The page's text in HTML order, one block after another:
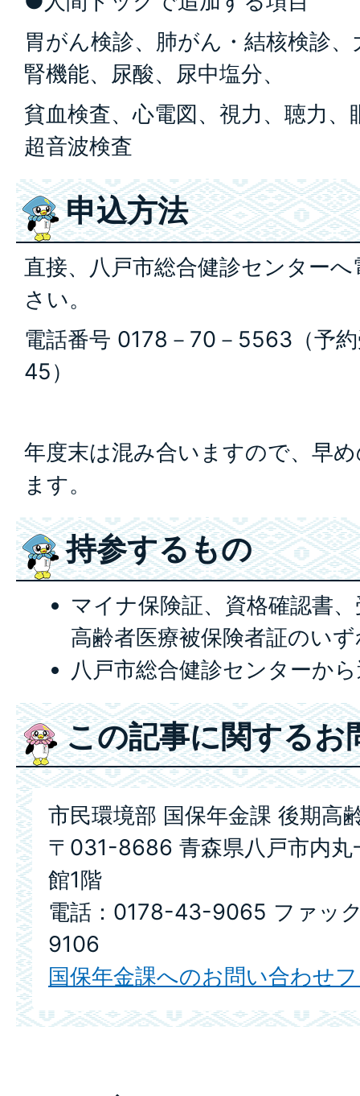
胃がん検診、肺がん・結核検診
腎機能、尿酸、尿中塩分、
貧血検査、心電図、視力、聴力、
超音波検査
申込方法
直接、八戸市総合健診センター
さい。
電話番号 0178－70－5563（予
45）
年度末は混み合いますので、早
ます。
持参するもの
マイナ保険証、資格確認書
高齢者医療被保険者証のい
八戸市総合健診センターか
この記事に関するお
市民環境部 国保年金課 後期高
〒031-8686 青森県八戸市内丸
館1階
電話：0178-43-9065 ファッ
9106
国保年金課へのお問い合わせ